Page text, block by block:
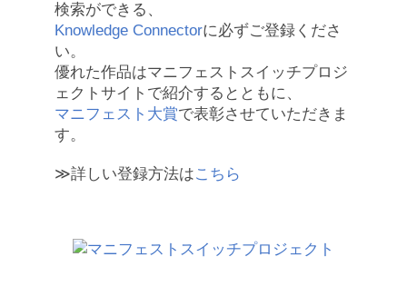
検索ができる、
Knowledge Connectorに必ずご登録くださ
い。
優れた作品はマニフェストスイッチプロジ
ェクトサイトで紹介するとともに、
マニフェスト大賞で表彰させていただきま
す。
≫詳しい登録方法はこちら